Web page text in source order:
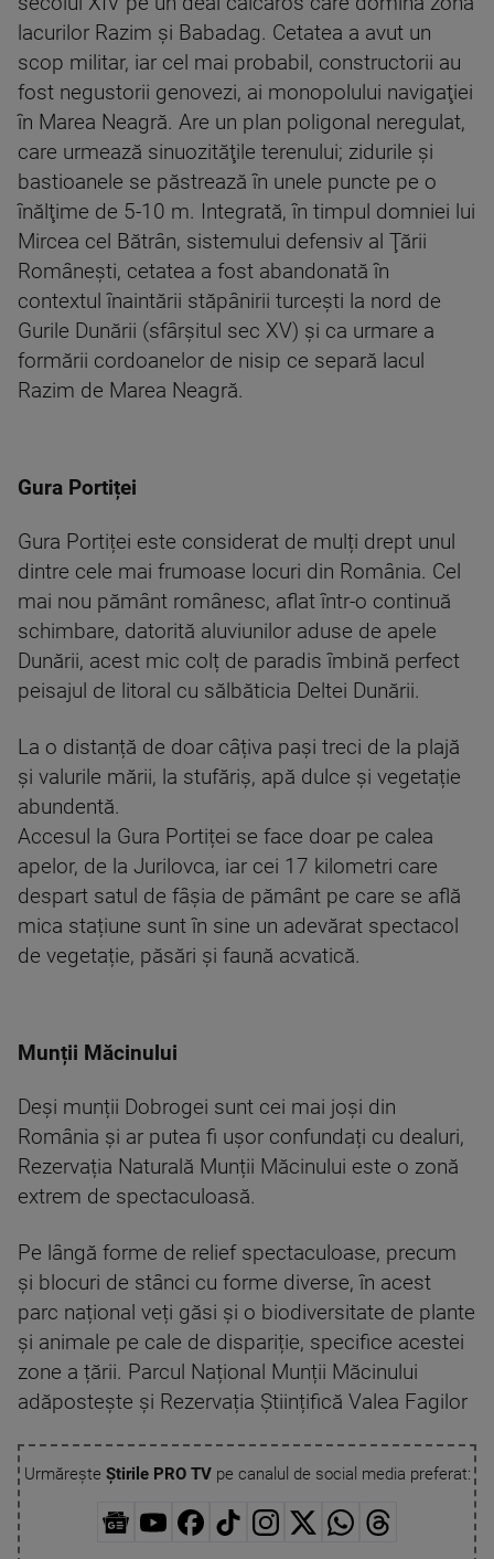
lacurilor Razim și Babadag. Cetatea a avut un
scop militar, iar cel mai probabil, constructorii au
fost negustorii genovezi, ai monopolului navigaţiei
în Marea Neagră. Are un plan poligonal neregulat,
care urmează sinuozităţile terenului; zidurile şi
bastioanele se păstrează în unele puncte pe o
înălţime de 5-10 m. Integrată, în timpul domniei lui
Mircea cel Bătrân, sistemului defensiv al Ţării
Româneşti, cetatea a fost abandonată în
contextul înaintării stăpânirii turceşti la nord de
Gurile Dunării (sfârşitul sec XV) şi ca urmare a
formării cordoanelor de nisip ce separă lacul
Razim de Marea Neagră.
Gura Portiței
Gura Portiței este considerat de mulți drept unul
dintre cele mai frumoase locuri din România. Cel
mai nou pământ românesc, aflat într-o continuă
schimbare, datorită aluviunilor aduse de apele
Dunării, acest mic colț de paradis îmbină perfect
peisajul de litoral cu sălbăticia Deltei Dunării.
La o distanță de doar câțiva pași treci de la plajă
și valurile mării, la stufăriș, apă dulce și vegetație
abundentă.
Accesul la Gura Portiței se face doar pe calea
apelor, de la Jurilovca, iar cei 17 kilometri care
despart satul de fâșia de pământ pe care se află
mica stațiune sunt în sine un adevărat spectacol
de vegetație, păsări și faună acvatică.
Munții Măcinului
Deși munții Dobrogei sunt cei mai joși din
România și ar putea fi ușor confundați cu dealuri,
Rezervația Naturală Munții Măcinului este o zonă
extrem de spectaculoasă.
Pe lângă forme de relief spectaculoase, precum
și blocuri de stânci cu forme diverse, în acest
parc național veți găsi și o biodiversitate de plante
și animale pe cale de dispariție, specifice acestei
zone a țării. Parcul Național Munții Măcinului
adăpostește și Rezervația Științifică Valea Fagilor
Urmărește Știrile PRO TVpe canalul de social media preferat: